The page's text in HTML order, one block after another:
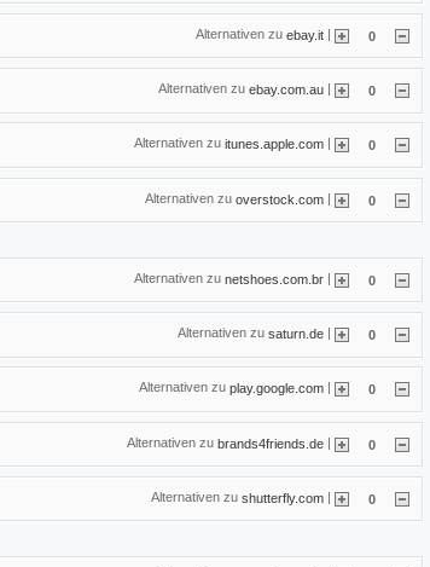
Alternativen zu ebay.it | 0
Alternativen zu ebay.com.au 0
Alternativen zu itunes.apple.com 0
Alternativen zu overstock.com | 0
Alternativen zu netshoes.com.br | 0
Alternativen zu saturn.de | 0
Alternativen zu play.google.com 0
Alternativen zu brands4friends.de | 0
Alternativen zu shutterfly.com | 0